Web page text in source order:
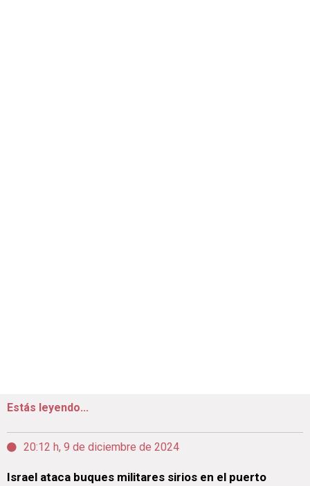
Estás leyendo...
20:12 h, 9 de diciembre de 2024
Israel ataca buques militares sirios en el puerto